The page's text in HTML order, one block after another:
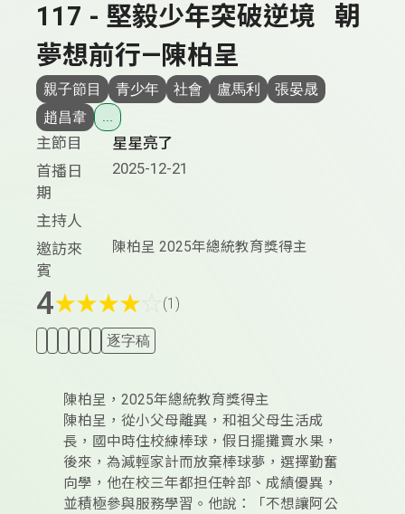
117 - 堅毅少年突破逆境 朝
夢想前行—陳柏呈
親子節目 青少年 社會 盧馬利
張晏晟
趙昌韋
...
主節目
星星亮了
首播日
期
2025-12-21
主持人
邀訪來
賓
陳柏呈 2025年總統教育獎得主
4★★★★ (1)
逐字稿
陳柏呈，2025年總統教育獎得主
陳柏呈，從小父母離異，和祖父母生活成
長，國中時住校練棒球，假日擺攤賣水果，
後來，為減輕家計而放棄棒球夢，選擇勤奮
向學，他在校三年都担任幹部、成績優異，
並積極參與服務學習。他說：「不想讓阿公